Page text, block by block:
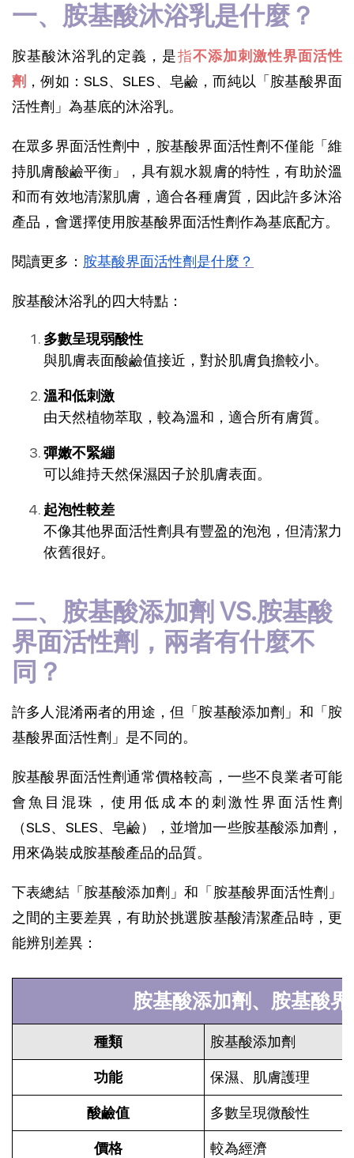
一、胺基酸沐浴乳是什麼？
胺基酸沐浴乳的定義，是指不添加刺激性界面活性
劑 ，例如：SLS、SLES、皂鹼，而純以「胺基酸界面
活性劑」為基底的沐浴乳。
在眾多界面活性劑中，胺基酸界面活性劑不僅能「維
持肌膚酸鹼平衡」，具有親水親膚的特性，有助於溫
和而有效地清潔肌膚，適合各種膚質，因此許多沐浴
產品，會選擇使用胺基酸界面活性劑作為基底配方。
閱讀更多： 胺基酸界面活性劑是什麼？
胺基酸沐浴乳的四大特點：
多數呈現弱酸性
與肌膚表面酸鹼值接近，對於肌膚負擔較小。
溫和低刺激
由天然植物萃取，較為溫和，適合所有膚質。
彈嫩不緊繃
可以維持天然保濕因子於肌膚表面。
起泡性較差
不像其他界面活性劑具有豐盈的泡泡，但清潔力
依舊很好。
二、胺基酸添加劑 VS.胺基酸
界面活性劑，兩者有什麼不
同？
許多人混淆兩者的用途，但「胺基酸添加劑」和「胺
基酸界面活性劑」是不同的。
胺基酸界面活性劑通常價格較高，一些不良業者可能
會魚目混珠，使用低成本的刺激性界面活性劑
（SLS、SLES、皂鹼），並增加一些胺基酸添加劑，
用來偽裝成胺基酸產品的品質。
下表總結「胺基酸添加劑」和「胺基酸界面活性劑」
之間的主要差異，有助於挑選胺基酸清潔產品時，更
能辨別差異：
胺基酸添加劑、胺基酸
種類 胺基酸添加劑
功能 保濕、肌膚護理
酸鹼值 多數呈現微酸性
價格 較為經濟